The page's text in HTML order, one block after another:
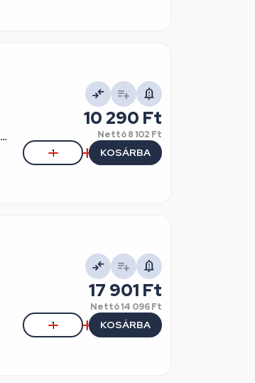
10 290 Ft
Nettó8 102 Ft
KOSÁRBA
17 901 Ft
Nettó14 096 Ft
KOSÁRBA